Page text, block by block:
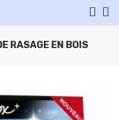
RASAGE EN BOIS